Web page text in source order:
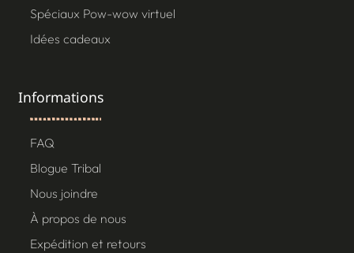
Spéciaux Pow-wow virtuel
Idées cadeaux
Informations
FAQ
Blogue Tribal
Nous joindre
À propos de nous
Expédition et retours